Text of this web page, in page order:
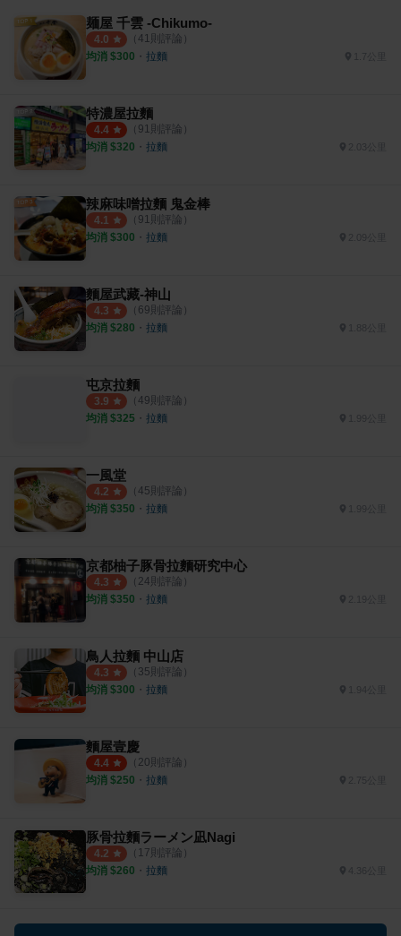
麺屋 千雲 -Chikumo-
4.0 （ 41 則評論）
均消 $300 ・ 拉麵
特濃屋拉麵
4.4 （ 91 則評論）
均消 $320 ・ 拉麵
辣麻味噌拉麵 鬼金棒
4.1 （ 91 則評論）
均消 $300 ・ 拉麵
麵屋武藏-神山
4.3 （ 69則評論）
均消 $280 ・ 拉麵
屯京拉麵
3.9 （ 49則評論）
均消 $325 ・ 拉麵
一風堂
4.2 （ 45則評論）
均消 $350 ・ 拉麵
京都柚子豚骨拉麵研究中心
4.3 （ 24則評論）
均消 $350 ・ 拉麵
鳥人拉麵 中山店
4.3 （ 35則評論）
均消 $300 ・ 拉麵 1.94公里
麵屋壹慶
4.4 （ 20則評論）
均消 $250 ・ 拉麵 2.75公里
豚骨拉麵ラーメン凪Nagi
4.2 （ 17則評論）
均消 $260 ・ 拉麵 4.36公里